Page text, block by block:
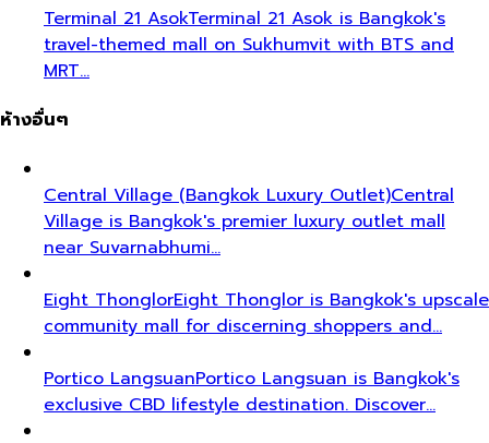
Terminal 21 AsokTerminal 21 Asok is Bangkok's
travel-themed mall on Sukhumvit with BTS and
MRT…
ห้างอื่นๆ
Central Village (Bangkok Luxury Outlet)Central
Village is Bangkok's premier luxury outlet mall
near Suvarnabhumi…
Eight ThonglorEight Thonglor is Bangkok's upscale
community mall for discerning shoppers and…
Portico LangsuanPortico Langsuan is Bangkok's
exclusive CBD lifestyle destination. Discover…